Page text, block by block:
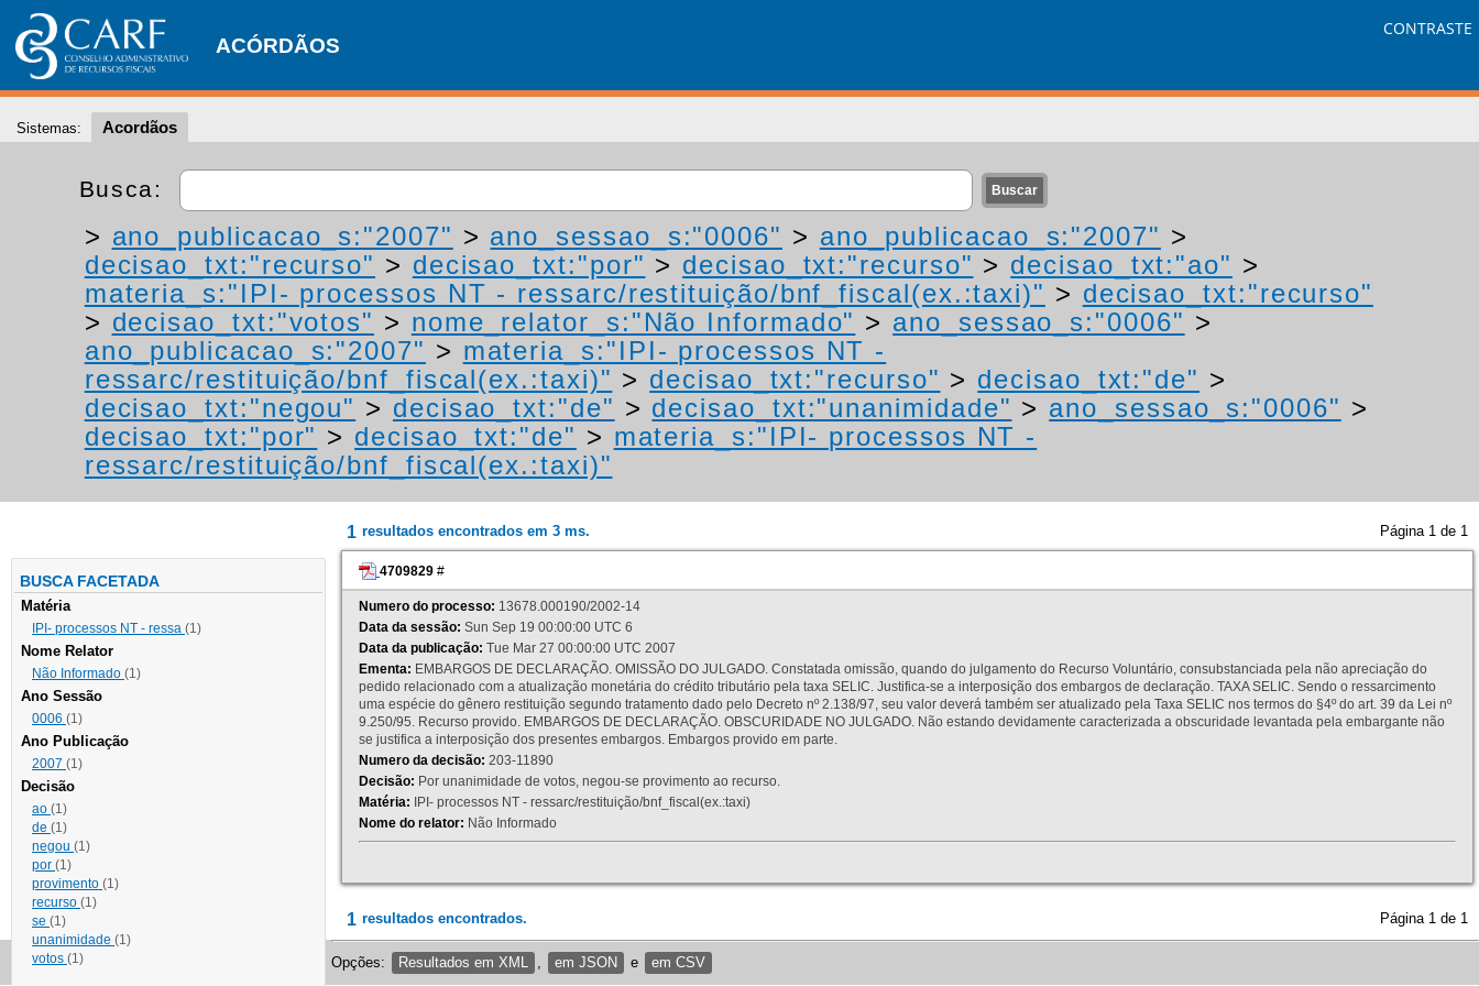
ACÓRDÃOS
CONTRASTE
Sistemas: Acordãos
Busca:
> ano_publicacao_s:"2007" > ano_sessao_s:"0006" > ano_publicacao_s:"2007" >
decisao_txt:"recurso" > decisao_txt:"por" > decisao_txt:"recurso" > decisao_txt:"ao" >
materia_s:"IPI- processos NT - ressarc/restituição/bnf_fiscal(ex.:taxi)" > decisao_txt:"recurso"
> decisao_txt:"votos" > nome_relator_s:"Não Informado" > ano_sessao_s:"0006" >
ano_publicacao_s:"2007" > materia_s:"IPI- processos NT -
ressarc/restituição/bnf_fiscal(ex.:taxi)" > decisao_txt:"recurso" > decisao_txt:"de" >
decisao_txt:"negou" > decisao_txt:"de" > decisao_txt:"unanimidade" > ano_sessao_s:"0006" >
decisao_txt:"por" > decisao_txt:"de" > materia_s:"IPI- processos NT -
ressarc/restituição/bnf_fiscal(ex.:taxi)"
BUSCA FACETADA
Matéria
IPI- processos NT - ressa (1)
Nome Relator
Não Informado (1)
Ano Sessão
0006 (1)
Ano Publicação
2007 (1)
Decisão
ao (1)
de (1)
negou (1)
por (1)
provimento (1)
recurso (1)
se (1)
unanimidade (1)
votos (1)
1 resultados encontrados em 3 ms. Página 1 de 1
4709829 #
Numero do processo: 13678.000190/2002-14
Data da sessão: Sun Sep 19 00:00:00 UTC 6
Data da publicação: Tue Mar 27 00:00:00 UTC 2007
Ementa: EMBARGOS DE DECLARAÇÃO. OMISSÃO DO JULGADO. Constatada omissão, quando do julgamento do Recurso Voluntário, consubstanciada pela não apreciação do
pedido relacionado com a atualização monetária do crédito tributário pela taxa SELIC. Justifica-se a interposição dos embargos de declaração. TAXA SELIC. Sendo o ressarcimento
uma espécie do gênero restituição segundo tratamento dado pelo Decreto nº 2.138/97, seu valor deverá também ser atualizado pela Taxa SELIC nos termos do §4º do art. 39 da Lei nº
9.250/95. Recurso provido. EMBARGOS DE DECLARAÇÃO. OBSCURIDADE NO JULGADO. Não estando devidamente caracterizada a obscuridade levantada pela embargante não
se justifica a interposição dos presentes embargos. Embargos provido em parte.
Numero da decisão: 203-11890
Decisão: Por unanimidade de votos, negou-se provimento ao recurso.
Matéria: IPI- processos NT - ressarc/restituição/bnf_fiscal(ex.:taxi)
Nome do relator: Não Informado
1 resultados encontrados. Página 1 de 1
Opções: Resultados em XML em JSON e em CSV